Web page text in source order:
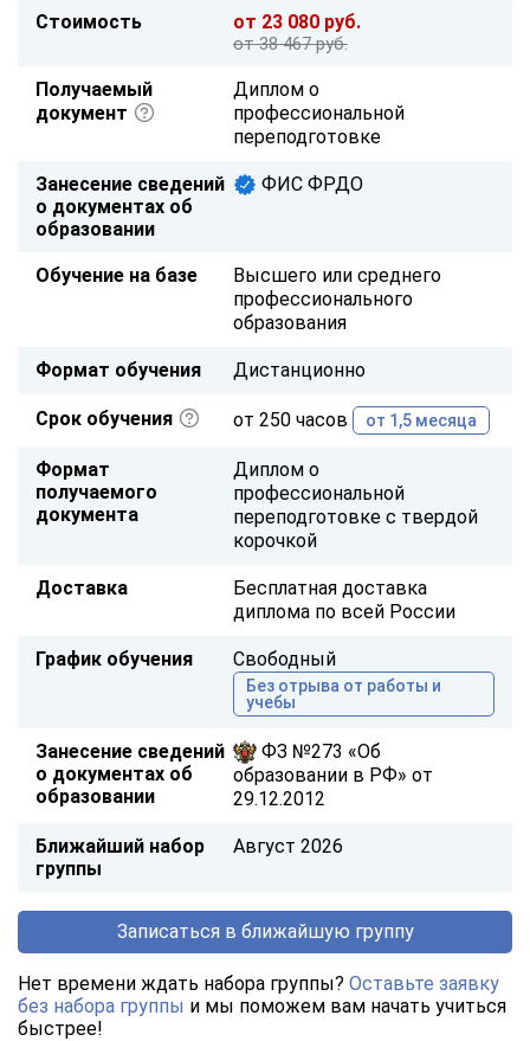
Стоимость от 23 080 руб.
от 38 467 руб.
Получаемый
документ
Диплом о
профессиональной
переподготовке
Занесение сведений
о документах об
образовании
ФИС ФРДО
Обучение на базе
Высшего или среднего
профессионального
образования
Формат обучения Дистанционно
Срок обучения от 250 часов от 1,5 месяца
Формат
получаемого
документа
Диплом о
профессиональной
переподготовке с твердой
корочкой
Доставка
Бесплатная доставка
диплома по всей России
График обучения Свободный
Без отрыва от работы и
учебы
Занесение сведений
о документах об
образовании
ФЗ №273 «Об
образовании в РФ» от
29.12.2012
Ближайший набор
группы
Август 2026
Записаться в ближайшую группу
Нет времени ждать набора группы? Оставьте заявку
без набора группы и мы поможем вам начать учиться
быстрее!